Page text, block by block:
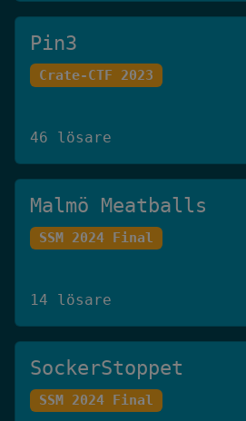
Pin3
Crate-CTF 2023
46 lösare
Malmö Meatballs
SSM 2024 Final
14 lösare
SockerStoppet
SSM 2024 Final